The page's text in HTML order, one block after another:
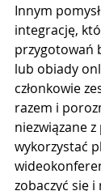
Innym
integrację,
przygotowań
lub obiady
członkowie
razem i
niezwiązane
wykorzystać
zobaczyć się